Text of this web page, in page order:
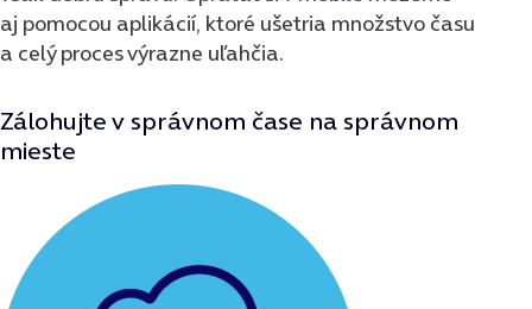
aj pomocou aplikácií, ktoré ušetria množstvo času
a celý proces výrazne uľahčia.
Zálohujte v správnom čase na správnom
mieste